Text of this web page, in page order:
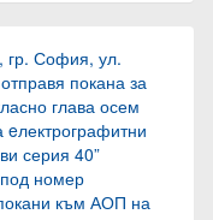
София, ул.
покана за
глава осем
eлектрографитни
серия 40”
номер
към АОП на